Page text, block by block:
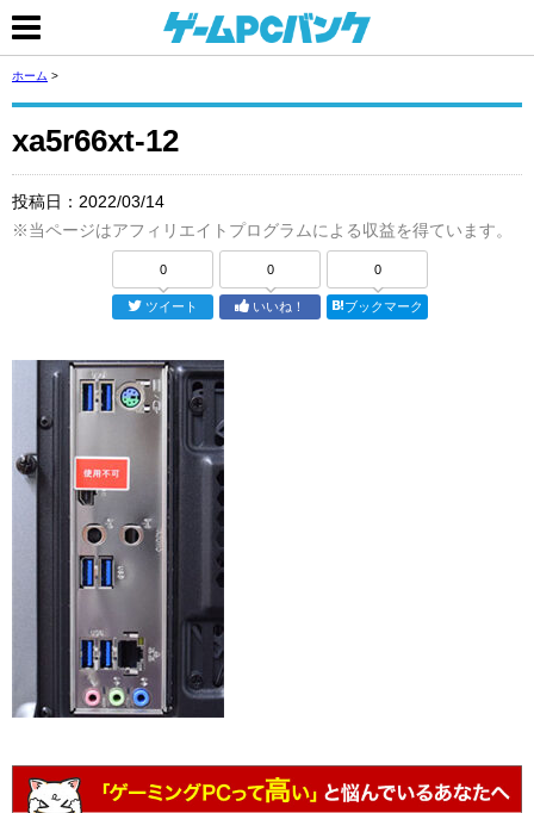
ホーム >
xa5r66xt-12
投稿日： 2022/03/14
※当ページはアフィリエイトプログラムによる収益を得ています。
0
ツイート
0
いいね！
0
ブックマーク